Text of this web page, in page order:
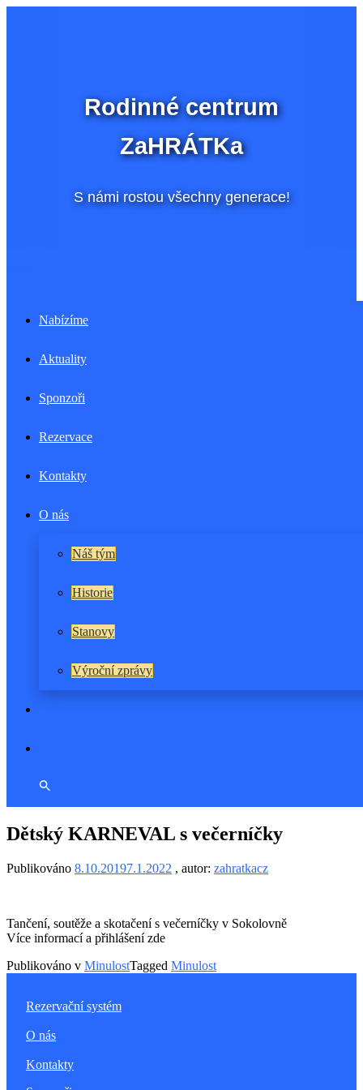
Rodinné centrum
ZaHRÁTKa
S námi rostou všechny generace!
Nabízíme
Aktuality
Sponzoři
Rezervace
Kontakty
O nás
Náš tým
Historie
Stanovy
Výroční zprávy
Dětský KARNEVAL s večerníčky
Publikováno 8.10.20197.1.2022 , autor: zahratkacz
Tančení, soutěže a skotačení s večerníčky v Sokolovně
Více informací a přihlášení zde
Publikováno v MinulostTagged Minulost
Rezervační systém
O nás
Kontakty